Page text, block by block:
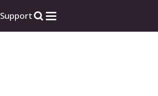
Support